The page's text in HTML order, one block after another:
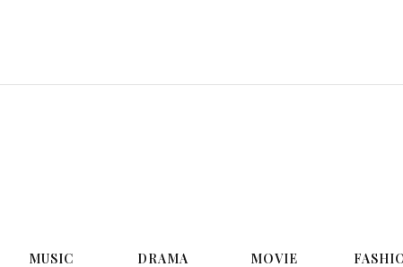
MUSIC DRAMA MOVIE